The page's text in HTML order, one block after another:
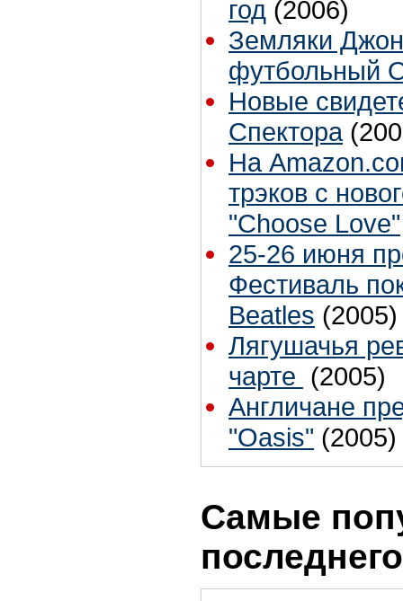
год (2006)
Земляки
футбольный
Новые
Спектора
На
трэков с
"Choose Love"
25-26 июня
Фестиваль
Beatles (2005)
Лягушачья
чарте (2005)
Англичане
"Oasis" (2005)
Самые